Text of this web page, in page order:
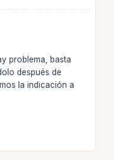
problema, basta
después de
la indicación a